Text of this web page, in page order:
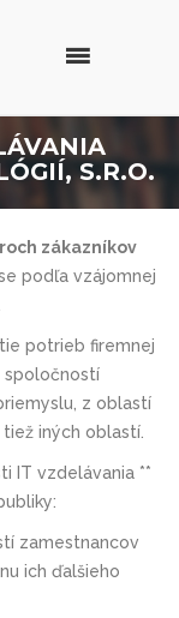
S.R.O.
zákazníkov
podľa vzájomnej
potrieb firemnej
spoločností
z oblastí
iných oblastí.
IT vzdelávania **
zamestnancov
ich ďalšieho